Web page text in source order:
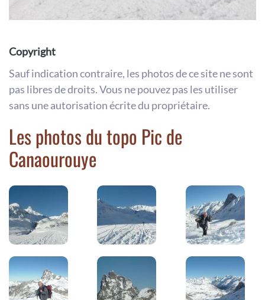
Copyright
Sauf indication contraire, les photos de ce site ne sont
pas libres de droits. Vous ne pouvez pas les utiliser
sans une autorisation écrite du propriétaire.
Les photos du topo Pic de
Canaourouye